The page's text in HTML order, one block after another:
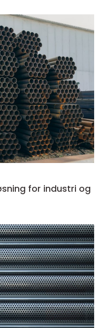
for industri og